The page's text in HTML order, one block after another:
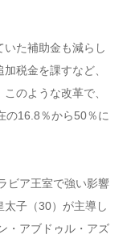
いた補助金も減らし
税金を課すなど、
のような改革で、
の16.8％から50％に
ビア王室で強い影響
子（30）が主導し
・アブドゥル・アズ